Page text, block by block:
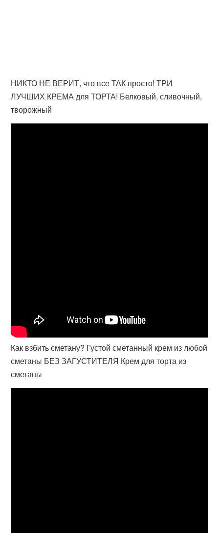
НИКТО НЕ ВЕРИТ, что все ТАК просто! ТРИ
ЛУЧШИХ КРЕМА для ТОРТА! Белковый, сливочный,
творожный
Как взбить сметану? Густой сметанный крем из любой
сметаны БЕЗ ЗАГУСТИТЕЛЯ Крем для торта из
сметаны